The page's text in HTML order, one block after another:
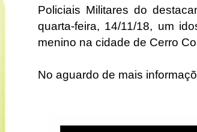
Policiais Militares do
quarta-feira, 14/11/18, um
menino na cidade de Cerro
No aguardo de mais